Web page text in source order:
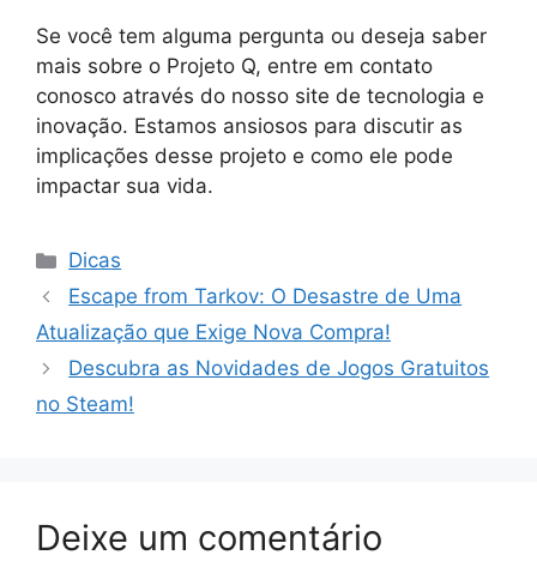
Se você tem alguma pergunta ou deseja saber
mais sobre o Projeto Q, entre em contato
conosco através do nosso site de tecnologia e
inovação. Estamos ansiosos para discutir as
implicações desse projeto e como ele pode
impactar sua vida.
Categorias
Dicas
Escape from Tarkov: O Desastre de Uma
Atualização que Exige Nova Compra!
Descubra as Novidades de Jogos Gratuitos
no Steam!
Deixe um comentário